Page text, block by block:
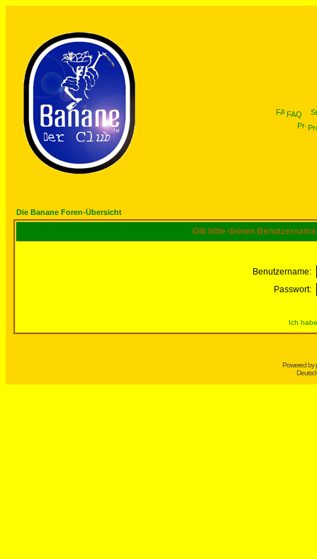
FAQ
Die Banane Foren-Übersicht
Gib bitte deinen
Benutzername:
Passwort:
Ich
Powered by